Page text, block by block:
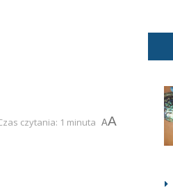
czytania: 1 minuta AA